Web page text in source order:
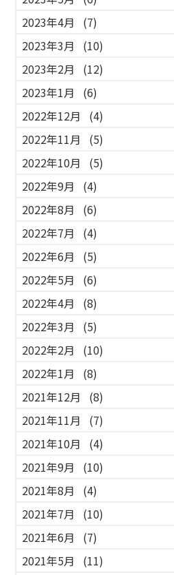
2023年4月
(7)
2023年3月
(10)
2023年2月
(12)
2023年1月
(6)
2022年12月
(4)
2022年11月
(5)
2022年10月
(5)
2022年9月
(4)
2022年8月
(6)
2022年7月
(4)
2022年6月
(5)
2022年5月
(6)
2022年4月
(8)
2022年3月
(5)
2022年2月
(10)
2022年1月
(8)
2021年12月
(8)
2021年11月
(7)
2021年10月
(4)
2021年9月
(10)
2021年8月
(4)
2021年7月
(10)
2021年6月
(7)
2021年5月
(11)